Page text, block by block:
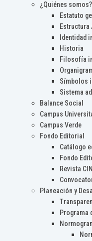
¿Quiénes somos?
Estatuto
Identidad
Historia
Filosofía
Símbolos
Sistema
Balance Social
Campus
Campus Verde
Fondo Editorial
Catálogo
Fondo
Revista
Planeación y
Programa